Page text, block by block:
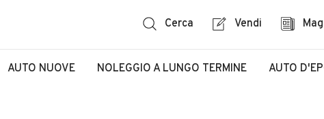
Cerca Vendi
AUTO NUOVE NOLEGGIO A LUNGO TERMINE AUTO